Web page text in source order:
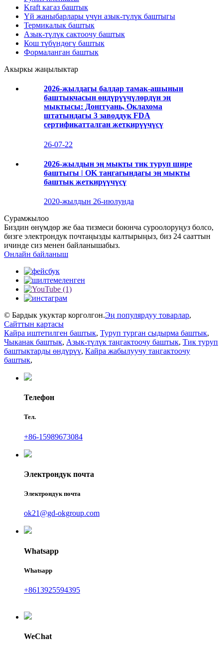
Kraft кагаз баштык
Үй жаныбарлары үчүн азык-түлүк баштыгы
Термикалык баштык
Азык-түлүк сактоочу баштык
Кош түбүндөгү баштык
Формаланган баштык
Акыркы жаңылыктар
2026-жылдагы балдар тамак-ашынын
баштыкчасын өндүрүүчүлөрдүн эң
мыктысы: Донггуань, Оклахома
штатындагы 3 заводдук FDA
сертификатталган жеткирүүчүсү
26-07-22
2026-жылдын эң мыкты тик туруп шире
баштыгы | OK таңгагындагы эң мыкты
баштык жеткирүүчүсү
2020-жылдын 26-июлунда
Сурамжылоо
Биздин өнүмдөр же баа тизмеси боюнча суроолоруңуз болсо,
бизге электрондук почтаңызды калтырыңыз, биз 24 сааттын
ичинде сиз менен байланышабыз.
Онлайн байланыш
© Бардык укуктар корголгон.Эң популярдуу товарлар,
Сайттын картасы
Кайра иштетилген баштык, Туруп турган сыдырма баштык,
Чыканак баштык, Азык-түлүк таңгактоочу баштык, Тик туруп
баштыктарды өндүрүү, Кайра жабылуучу таңгактоочу
баштык,
Телефон
Тел.
+86-15989673084
Электрондук почта
Электрондук почта
ok21@gd-okgroup.com
Whatsapp
Whatsapp
+8613925594395
WeChat